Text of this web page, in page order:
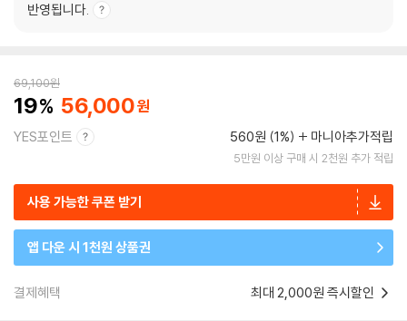
반영됩니다.
69,100원
19 56,000
YES포인트 560원 (1%) 마니아추가적립
5만원 이상 구매 시 2천원 추가 적립
사용 가능한 쿠폰 받기
앱 다운 시 1천원 상품권
결제혜택 최대 2,000원 즉시할인